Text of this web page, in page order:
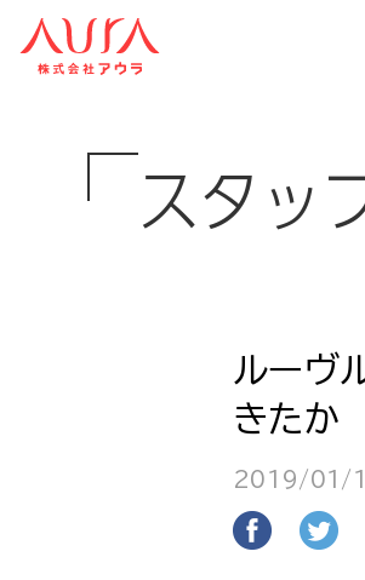
スタッ
ルーヴ
きたか
2019/01/